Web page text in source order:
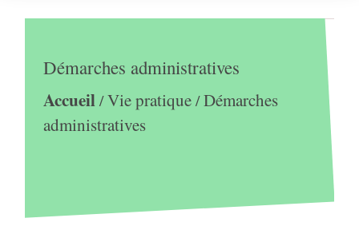
Démarches administratives
Accueil/Vie pratique/Démarches
administratives